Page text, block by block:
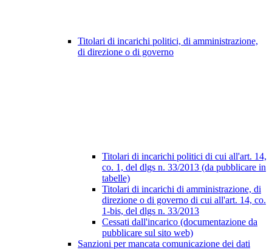
Titolari di incarichi politici, di amministrazione,
di direzione o di governo
Titolari di incarichi politici di cui all'art. 14,
co. 1, del dlgs n. 33/2013 (da pubblicare in
tabelle)
Titolari di incarichi di amministrazione, di
direzione o di governo di cui all'art. 14, co.
1-bis, del dlgs n. 33/2013
Cessati dall'incarico (documentazione da
pubblicare sul sito web)
Sanzioni per mancata comunicazione dei dati